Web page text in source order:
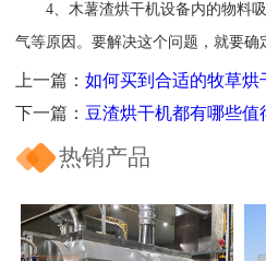
4、木薯渣烘干机设备内的物料吸
气等原因。要解决这个问题，就要确
上一篇： 如何买到合适的牧草烘
下一篇： 豆渣烘干机都有哪些值
热销产品